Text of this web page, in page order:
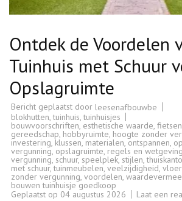
Ontdek de Voordelen
Tuinhuis met Schuur
Opslagruimte
Bericht geplaatst door leesenafbouwbe
blokhutten,tuinhuis,tuinhuisjes
bouwvoorschriften, esthetische waarde, fietsen
gereedschap, hobbyruimte, hoogte zonder
investering, klussen, materialen,ontspannen,
vergunning, opslagruimte, regels en
vergunning, schuur, speelplek, stijlen,
met schuur,tuinmeubelen, veelzijdigheid,
zonder vergunning, voordelen,
bouwen tuinhuisje goedkoop
Geplaatst op 04 augustus 2026 Laat een